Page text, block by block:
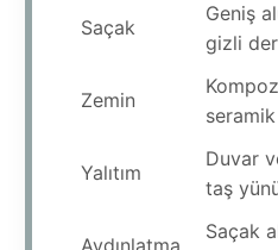
Saçak
Geniş
gizli
Zemin
Yalıtım
Duvar
taş
Saçak